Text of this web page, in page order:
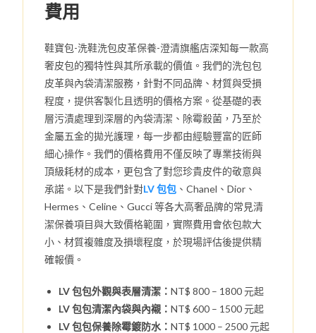
費用
鞋寶包-洗鞋洗包皮革保養-澄清旗艦店深知每一款高
奢皮包的獨特性與其所承載的價值。我們的洗包包
皮革與內袋清潔服務，針對不同品牌、材質與受損
程度，提供客製化且透明的價格方案。從基礎的表
層污漬處理到深層的內袋清潔、除霉殺菌，乃至於
金屬五金的拋光護理，每一步都由經驗豐富的匠師
細心操作。我們的價格費用不僅反映了專業技術與
頂級耗材的成本，更包含了對您珍貴皮件的敬意與
承諾。以下是我們針對LV 包包 、Chanel、Dior、
Hermes、Celine、Gucci 等各大高奢品牌的常見清
潔保養項目與大致價格範圍，實際費用會依包款大
小、材質複雜度及損壞程度，於現場評估後提供精
確報價。
LV 包包外觀與表層清潔：NT$ 800 – 1800 元起
LV 包包清潔內袋與內襯：NT$ 600 – 1500 元起
LV 包包保養除霉鍍防水：NT$ 1000 – 2500 元起